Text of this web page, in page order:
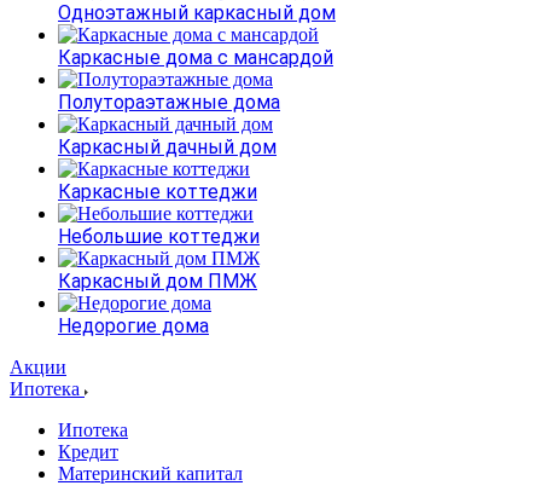
Одноэтажный каркасный дом
Каркасные дома с мансардой
Полутораэтажные дома
Каркасный дачный дом
Каркасные коттеджи
Небольшие коттеджи
Каркасный дом ПМЖ
Недорогие дома
Акции
Ипотека
Ипотека
Кредит
Материнский капитал